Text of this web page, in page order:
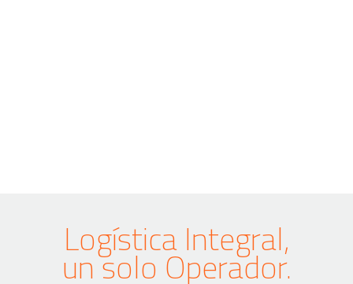
Logística Integral,
un solo Operador.